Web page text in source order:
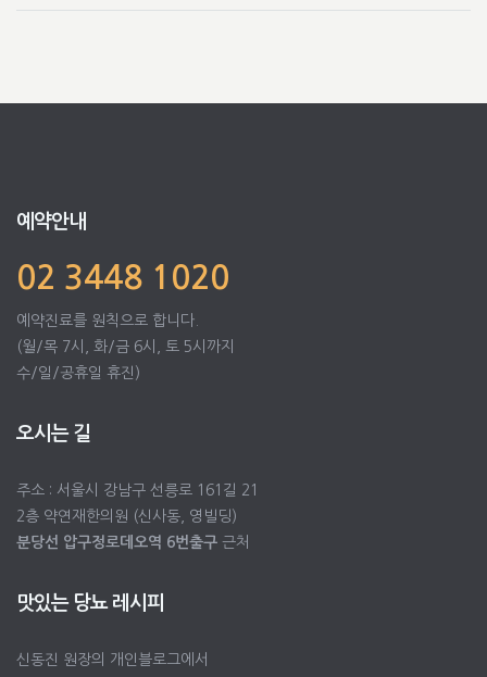
예약안내
02 3448 1020
예약진료를 원칙으로 합니다.
(월/목 7시, 화/금 6시, 토 5시까지
수/일/공휴일 휴진)
오시는 길
주소 : 서울시 강남구 선릉로 161길 21
2층 약연재한의원 (신사동, 영빌딩)
분당선 압구정로데오역 6번출구 근처
맛있는 당뇨 레시피
신동진 원장의 개인블로그에서